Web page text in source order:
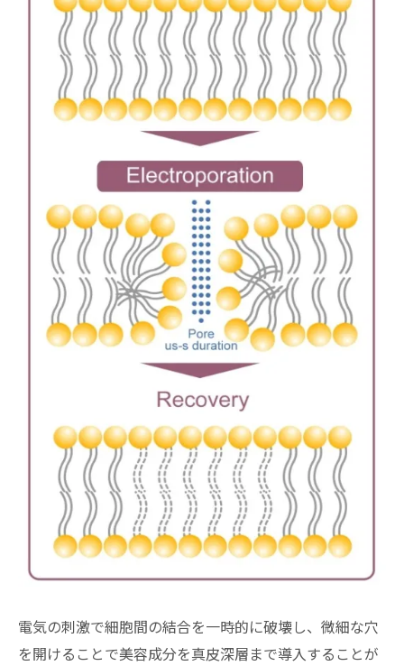
電気の刺激で細胞間の結合を一時的に破壊し、微細な穴
を開けることで美容成分を真皮深層まで導入することが